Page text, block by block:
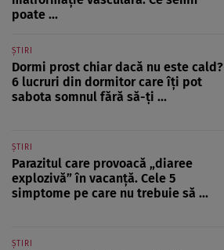
poate ...
ȘTIRI
Dormi prost chiar dacă nu este cald?
6 lucruri din dormitor care îți pot
sabota somnul fără să-ți ...
ȘTIRI
Parazitul care provoacă „diaree
explozivă” în vacanță. Cele 5
simptome pe care nu trebuie să ...
ȘTIRI